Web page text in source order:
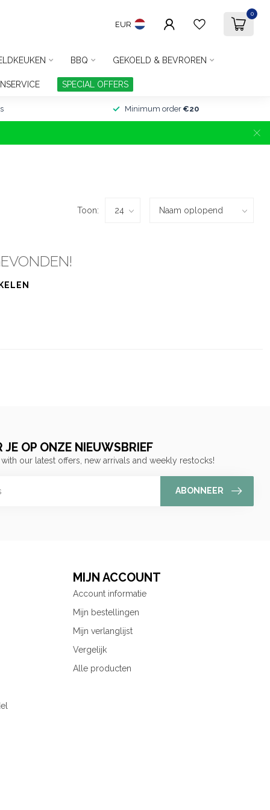
EUR
0
BBQ GEKOELD & BEVROREN
SPECIAL OFFERS
Minimum order €20
Toon:
JE OP ONZE NIEUWSBRIEF
our latest offers, new arrivals and weekly restocks!
ABONNEER
MIJN ACCOUNT
Account informatie
Mijn bestellingen
Mijn verlanglijst
Vergelijk
Alle producten